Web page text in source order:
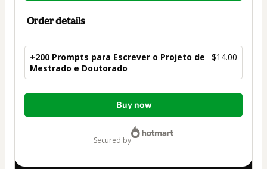
Order details
+200 Prompts para Escrever o Projeto de
Mestrado e Doutorado
$14.00
Total
Buy now
secured by